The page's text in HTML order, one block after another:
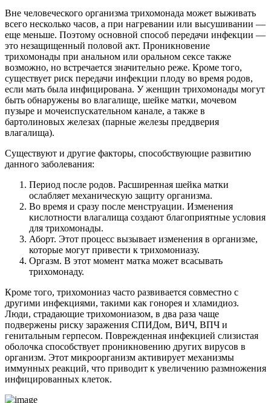
Вне человеческого организма трихомонада может выживать
всего несколько часов, а при нагревании или высушивании —
еще меньше. Поэтому основной способ передачи инфекции —
это незащищенный половой акт. Проникновение
трихомонады при анальном или оральном сексе также
возможно, но встречается значительно реже. Кроме того,
существует риск передачи инфекции плоду во время родов,
если мать была инфицирована. У женщин трихомонады могут
быть обнаружены во влагалище, шейке матки, мочевом
пузыре и мочеиспускательном канале, а также в
бартолиновых железах (парные железы преддверия
влагалища).
Существуют и другие факторы, способствующие развитию
данного заболевания:
Период после родов. Расширенная шейка матки
ослабляет механическую защиту организма.
Во время и сразу после менструации. Изменения
кислотности влагалища создают благоприятные условия
для трихомонады.
Аборт. Этот процесс вызывает изменения в организме,
которые могут привести к трихомониазу.
Оргазм. В этот момент матка может всасывать
трихомонаду.
Кроме того, трихомониаз часто развивается совместно с
другими инфекциями, такими как гонорея и хламидиоз.
Люди, страдающие трихомониазом, в два раза чаще
подвержены риску заражения СПИДом, ВИЧ, ВПЧ и
генитальным герпесом. Поврежденная инфекцией слизистая
оболочка способствует проникновению других вирусов в
организм. Этот микроорганизм активирует механизмы
иммунных реакций, что приводит к увеличению размножения
инфицированных клеток.